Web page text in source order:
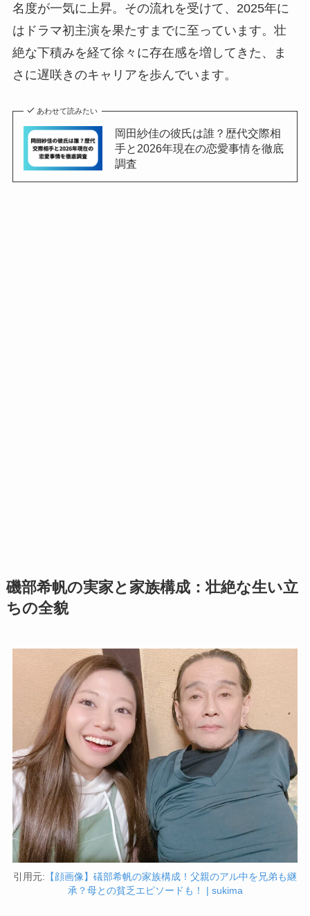
名度が一気に上昇。その流れを受けて、2025年に
はドラマ初主演を果たすまでに至っています。壮
絶な下積みを経て徐々に存在感を増してきた、ま
さに遅咲きのキャリアを歩んでいます。
あわせて読みたい
岡田紗佳の彼氏は誰？歴代交際相
手と2026年現在の恋愛事情を徹底
調査
磯部希帆の実家と家族構成：壮絶な生い立
ちの全貌
引用元: 【顔画像】礒部希帆の家族構成！父親のアル中を兄弟も継
承？母との貧乏エピソードも！ | sukima